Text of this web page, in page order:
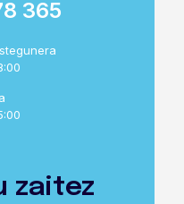
365
zaitez